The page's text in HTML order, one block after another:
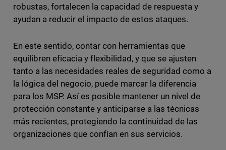
robustas, fortalecen la capacidad de respuesta y
ayudan a reducir el impacto de estos ataques.
En este sentido, contar con herramientas que
equilibren eficacia y flexibilidad, y que se ajusten
tanto a las necesidades reales de seguridad como a
la lógica del negocio, puede marcar la diferencia
para los MSP. Así es posible mantener un nivel de
protección constante y anticiparse a las técnicas
más recientes, protegiendo la continuidad de las
organizaciones que confían en sus servicios.